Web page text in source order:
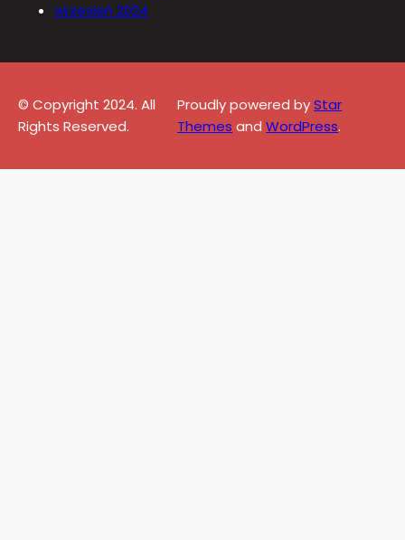
wrzesień 2024
© Copyright 2024. All
Rights Reserved.
Proudly powered byStar
Themes andWordPress.